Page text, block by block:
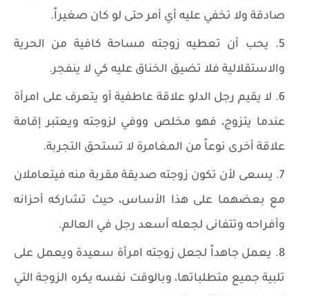
صادقة ولا تخفي عليه أي أمر حتى لو كان صغيراً.
يحب أن تعطيه زوجته مساحة كافية من الحرية
والاستقلالية فلا تضيق الخناق عليه كي لا ينفجر.
لا يقيم رجل الدلو علاقة عاطفية أو يتعرف على امرأة
عندما يتزوج، فهو مخلص ووفي لزوجته ويعتبر إقامة
علاقة أخرى نوعاً من المغامرة لا تستحق التجربة.
يسعى لأن تكون زوجته صديقة مقربة منه فيتعاملان
مع بعضهما على هذا الأساس، حيث تشاركه أحزانه
وأفراحه وتتفانى لجعله أسعد رجل في العالم.
يعمل جاهداً لجعل زوجته امرأة سعيدة ويعمل على
تلبية جميع متطلباتها، وبالوقت نفسه يكره الزوجة التي